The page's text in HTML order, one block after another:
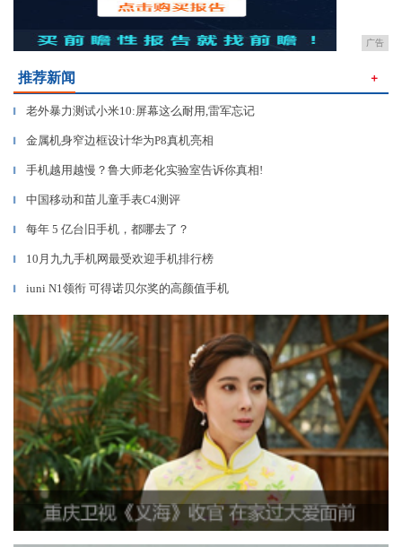
广告
推荐新闻 ＋
▎ 老外暴力测试小米10:屏幕这么耐用,雷军忘记
▎ 金属机身窄边框设计华为P8真机亮相
▎ 手机越用越慢？鲁大师老化实验室告诉你真相!
▎ 中国移动和苗儿童手表C4测评
▎ 每年 5 亿台旧手机，都哪去了？
▎ 10月九九手机网最受欢迎手机排行榜
▎ iuni N1领衔 可得诺贝尔奖的高颜值手机